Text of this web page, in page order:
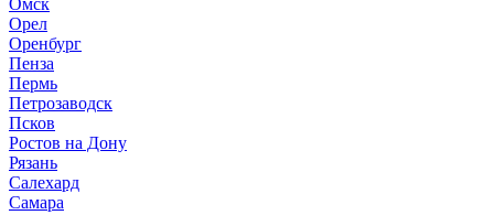
Омск
Орел
Оренбург
Пенза
Пермь
Петрозаводск
Псков
Ростов на Дону
Рязань
Салехард
Самара